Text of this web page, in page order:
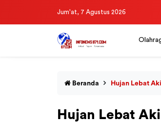
Jum'at, 7 Agustus 2026
Beranda Hujan Lebat
Hujan Lebat